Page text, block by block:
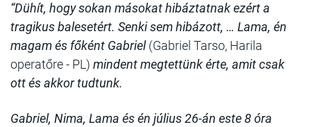
“Dühít, hogy sokan másokat hibáztatnak ezért a
tragikus balesetért. Senki sem hibázott, … Lama, én
magam és főként Gabriel(Gabriel Tarso, Harila
operatőre - PL) mindent megtettünk érte, amit csak
ott és akkor tudtunk.
Gabriel, Nima, Lama és én július 26-án este 8 óra